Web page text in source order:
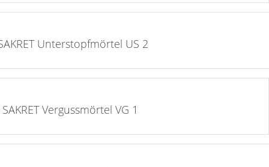
Unterstopfmörtel US 2
SAKRET Vergussmörtel VG 1